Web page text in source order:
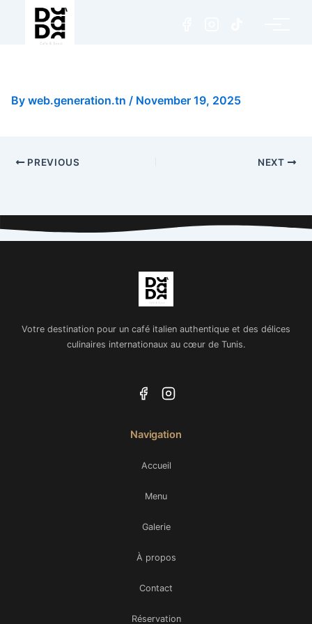
By web.generation.tn / November 19, 2025
PREVIOUS NEXT
Votre destination pour un café italien authentique et des délices
culinaires internationaux au cœur de Tunis.
Navigation
Accueil
Menu
Galerie
À propos
Contact
Réservation